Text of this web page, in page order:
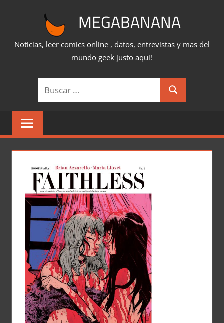
MEGABANANA
Noticias, leer comics online , datos, entrevistas y mas del
mundo geek justo aqui!
Buscar:
Buscar